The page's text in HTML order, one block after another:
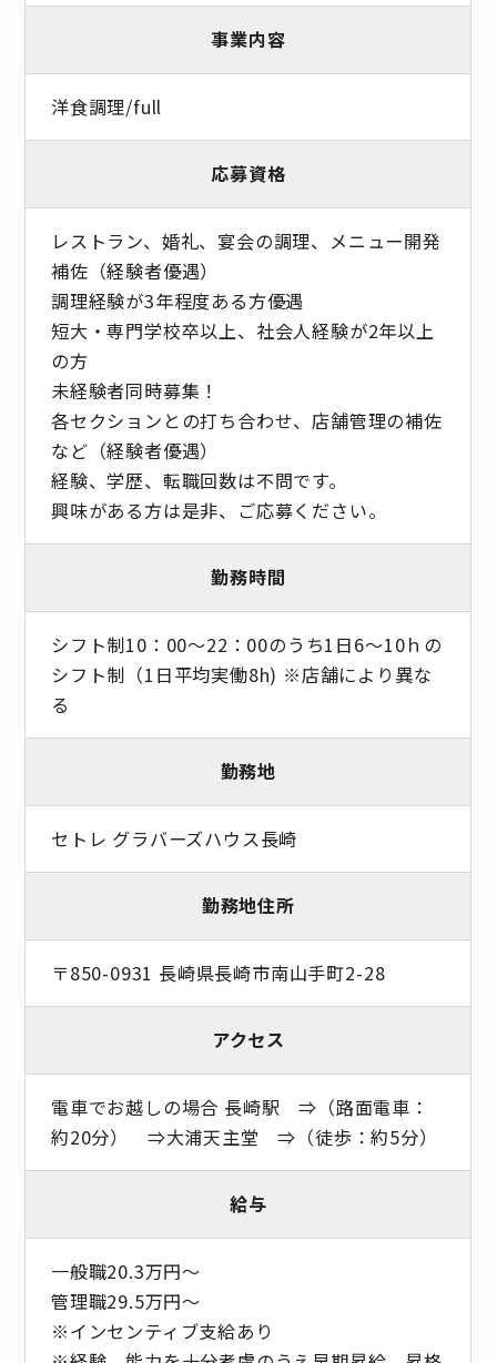
事業内容
洋食調理/full
応募資格
レストラン、婚礼、宴会の調理、メニュー開発
補佐（経験者優遇）
調理経験が3年程度ある方優遇
短大・専門学校卒以上、社会人経験が2年以上
の方
未経験者同時募集！
各セクションとの打ち合わせ、店舗管理の補佐
など（経験者優遇）
経験、学歴、転職回数は不問です。
興味がある方は是非、ご応募ください。
勤務時間
シフト制10：00〜22：00のうち1日6～10ｈの
シフト制（1日平均実働8h) ※店舗により異な
る
勤務地
セトレ グラバーズハウス長崎
勤務地住所
〒850-0931 長崎県長崎市南山手町2-28
アクセス
電車でお越しの場合 長崎駅 ⇒（路面電車：
約20分） ⇒大浦天主堂 ⇒（徒歩：約5分）
給与
一般職20.3万円～
管理職29.5万円～
※インセンティブ支給あり